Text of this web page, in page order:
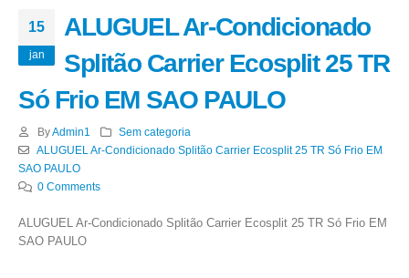
15
jan
ALUGUEL Ar-Condicionado
Splitão Carrier Ecosplit 25 TR
Só Frio EM SAO PAULO
ByAdmin1
Sem categoria
ALUGUEL Ar-Condicionado Splitão Carrier Ecosplit 25 TR Só Frio EM
SAO PAULO
0 Comments
ALUGUEL Ar-Condicionado Splitão Carrier Ecosplit 25 TR Só Frio EM
SAO PAULO